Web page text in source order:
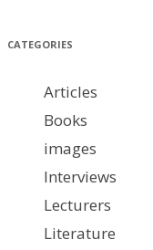
CATEGORIES
Articles
Books
images
Interviews
Lecturers
Literature